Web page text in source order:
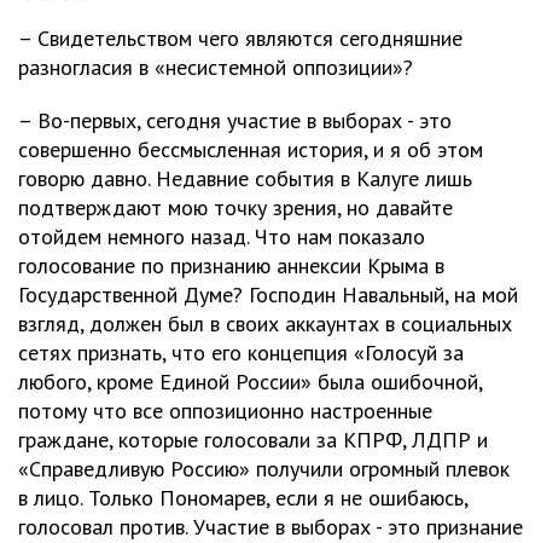
– Свидетельством чего являются сегодняшние
разногласия в «несистемной оппозиции»?
– Во-первых, сегодня участие в выборах - это
совершенно бессмысленная история, и я об этом
говорю давно. Недавние события в Калуге лишь
подтверждают мою точку зрения, но давайте
отойдем немного назад. Что нам показало
голосование по признанию аннексии Крыма в
Государственной Думе? Господин Навальный, на мой
взгляд, должен был в своих аккаунтах в социальных
сетях признать, что его концепция «Голосуй за
любого, кроме Единой России» была ошибочной,
потому что все оппозиционно настроенные
граждане, которые голосовали за КПРФ, ЛДПР и
«Справедливую Россию» получили огромный плевок
в лицо. Только Пономарев, если я не ошибаюсь,
голосовал против. Участие в выборах - это признание